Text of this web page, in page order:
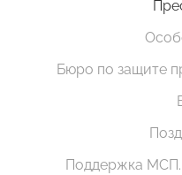
Бюро по защите
Поддержка